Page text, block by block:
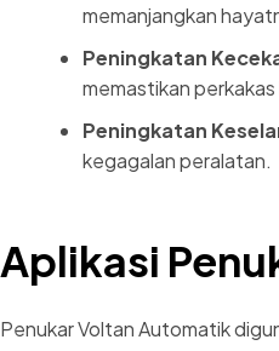
memanjangkan
Peningkatan
memastikan
Peningkatan
kegagalan peralatan.
Aplikasi
Penukar Voltan Automatik